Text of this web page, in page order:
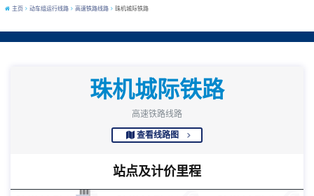
主页 动车组运行线路 高速铁路线路 珠机城际铁路
珠机城际铁路
高速铁路线路
查看线路图
站点及计价里程